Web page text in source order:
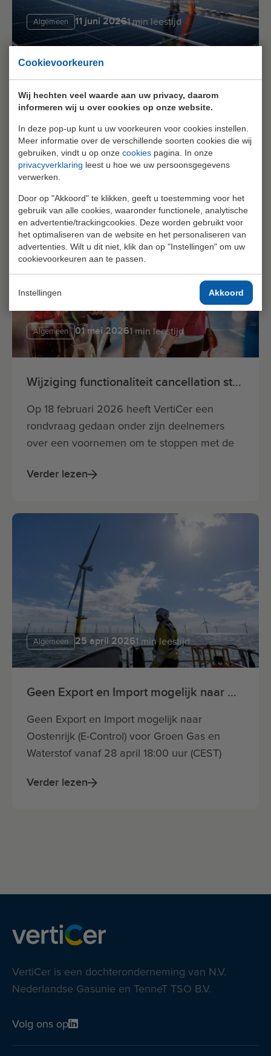
Cookievoorkeuren
Wij hechten veel waarde aan uw privacy, daarom
informeren wij u over cookies op onze website.
In deze pop-up kunt u uw voorkeuren voor cookies instellen.
Meer informatie over de verschillende soorten cookies die wij
gebruiken, vindt u op onze cookies pagina. In onze
privacyverklaring leest u hoe we uw persoonsgegevens
verwerken.
Door op "Akkoord" te klikken, geeft u toestemming voor het
gebruik van alle cookies, waaronder functionele, analytische
en advertentie/trackingcookies. Deze worden gebruikt voor
het optimaliseren van de website en het personaliseren van
advertenties. Wilt u dit niet, klik dan op "Instellingen" om uw
cookievoorkeuren aan te passen.
Instellingen Akkoord
Algemeen 11 juni 20261 min leestijd
<strong>Uw inschrijving bij VertiCer is vijf jaar
Loopt uw registratie van uw productie-
installatie binnenkort af en is uw productie-
installatie niet gewijzigd? Dan kunt u
verlengen</strong>
Verder lezen
Algemeen 01 mei 20261 min leestijd
Wijziging functionaliteit cancellation statement
Op 18 februari 2026 heeft VertiCer een
rondvraag gedaan onder zijn deelnemers
over een voornemen om te stoppen met de
Verder lezen
Algemeen 25 april 20261 min leestijd
Geen Export en Import mogelijk naar Oostenrijk (E-Control) voor Groen Gas en Waterstof vanaf 28 april 18:00 uur (CEST)
Geen Export en Import mogelijk naar
Oostenrijk (E-Control) voor Groen Gas en
Waterstof vanaf 28 april 18:00 uur (CEST)
Verder lezen
VertiCer is een dochteronderneming van N.V.
Nederlandse Gasunie en TenneT TSO B.V.
Volg ons op